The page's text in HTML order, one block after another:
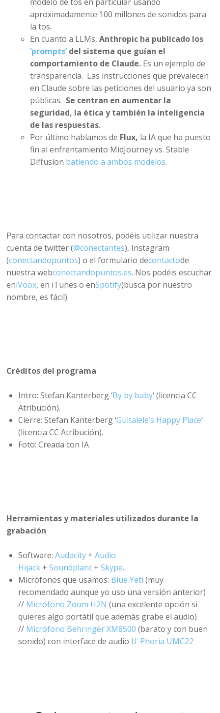
aproximadamente 100 millones de sonidos para
la tos.
En cuanto a LLMs,Anthropic ha publicado los
‘prompts’del sistema que guían el
comportamiento de Claude. Es un ejemplo de
transparencia. Las instrucciones que prevalecen
en Claude sobre las peticiones del usuario ya son
públicas. Se centran en aumentar la
seguridad, la ética y también la inteligencia
de las respuestas.
Por último hablamos de Flux, la IA que ha puesto
fin al enfrentamiento MidJourney vs. Stable
Diffusion batiendo a ambos modelos.
Para contactar con nosotros, podéis utilizar nuestra
cuenta de twitter (@conectantes), Instagram
(conectandopuntos) o el formulario decontactode
nuestra webconectandopuntos.es. Nos podéis escuchar
eniVoox, en iTunes o enSpotify(busca por nuestro
nombre, es fácil).
Créditos del programa
Intro: Stefan Kanterberg ‘By by baby‘ (licencia CC
Atribución).
Cierre: Stefan Kanterberg ‘Guitalele’s Happy Place‘
(licencia CC Atribución).
Foto: Creada con IA
Herramientas y materiales utilizados durante la
grabación
Software:Audacity +Audio
Hijack +Soundplant +Skype.
Micrófonos que usamos: Blue Yeti (muy
recomendado aunque yo uso una versión anterior)
// Micrófono Zoom H2N (una excelente opción si
quieres algo portátil que además grabe el audio)
// Micrófono Behringer XM8500 (barato y con buen
sonido) con interface de audio U-Phoria UMC22